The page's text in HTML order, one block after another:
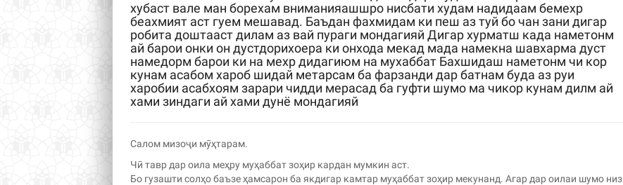
хубаст вале ман борехам вниманияашшро нисбати худам надидаам бемехр
беахмият аст гуем мешавад. Баъдан фахмидам ки пеш аз туй бо чан зани дигар
робита доштааст дилам аз вай пураги мондагияй Дигар хурматш када наметонм
ай барои онки он дустдорихоера ки онхода мекад мада намекна шавхарма дуст
намедорм барои ки на мехр дидагиюм на мухаббат Бахшидаш наметонм чи кор
кунам асабом хароб шидай метарсам ба фарзанди дар батнам буда аз руи
харобии асабхоям зарари чидди мерасад ба гуфти шумо ма чикор кунам дилм ай
хами зиндаги ай хами дунё мондагияй
Салом мизоҷи мӯҳтарам.
Чӣ тавр дар оила меҳру муҳаббат зоҳир кардан мумкин аст.
Бо гузашти солҳо баъзе ҳамсарон ба якдигар камтар муҳаббат зоҳир мекунанд. Агар дар оилаи шумо низ